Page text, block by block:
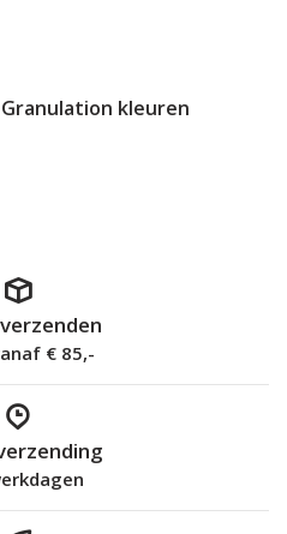
kleuren
€ 85,-